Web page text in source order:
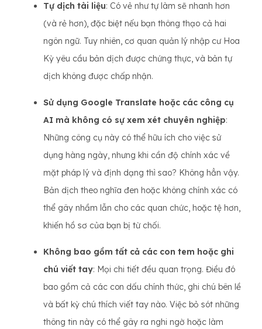
Tự dịch tài liệu: Có vẻ như tự làm sẽ nhanh hơn
(và rẻ hơn), đặc biệt nếu bạn thông thạo cả hai
ngôn ngữ. Tuy nhiên, cơ quan quản lý nhập cư Hoa
Kỳ yêu cầu bản dịch được chứng thực, và bản tự
dịch không được chấp nhận.
Sử dụng Google Translate hoặc các công cụ
AI mà không có sự xem xét chuyên nghiệp:
Những công cụ này có thể hữu ích cho việc sử
dụng hàng ngày, nhưng khi cần độ chính xác về
mặt pháp lý và định dạng thì sao? Không hẳn vậy.
Bản dịch theo nghĩa đen hoặc không chính xác có
thể gây nhầm lẫn cho các quan chức, hoặc tệ hơn,
khiến hồ sơ của bạn bị từ chối.
Không bao gồm tất cả các con tem hoặc ghi
chú viết tay: Mọi chi tiết đều quan trọng. Điều đó
bao gồm cả các con dấu chính thức, ghi chú bên lề
và bất kỳ chú thích viết tay nào. Việc bỏ sót những
thông tin này có thể gây ra nghi ngờ hoặc làm